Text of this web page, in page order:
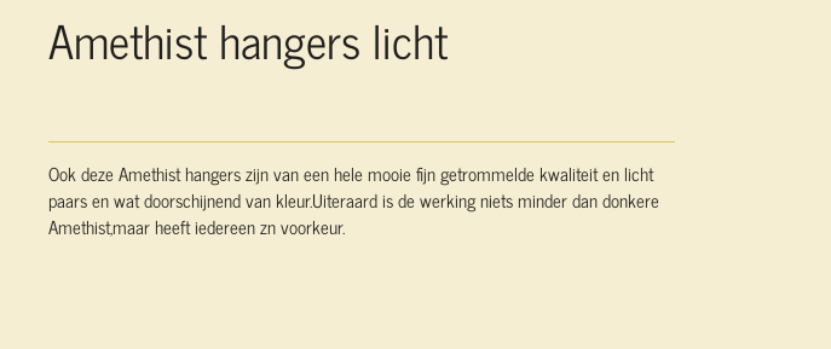
Amethist hangers licht
Ook deze Amethist hangers zijn van een hele mooie fijn getrommelde kwaliteit en licht
paars en wat doorschijnend van kleur.Uiteraard is de werking niets minder dan donkere
Amethist,maar heeft iedereen zn voorkeur.